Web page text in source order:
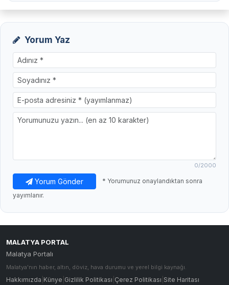
Yorum Yaz
0/2000
Yorum Gönder
* Yorumunuz onaylandıktan sonra
yayımlanır.
MALATYA PORTAL
Malatya Portalı
Malatya'nın haber, altın, döviz, hava durumu ve yerel bilgi kaynağı.
Hakkımızda Künye Gizlilik Politikası Çerez Politikası Site Haritası